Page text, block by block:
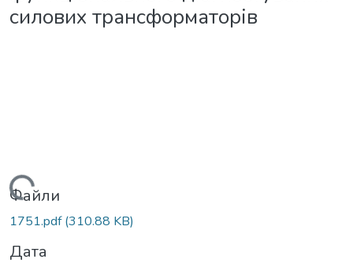
силових трансформаторів
Вантажиться...
Файли
1751.pdf(310.88 KB)
Дата